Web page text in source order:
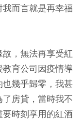
而言就是再幸福
，無法再享受紅
育公司因疫情導
幾乎歸零，我甚
房貸，當時我不
時刻享用的紅酒